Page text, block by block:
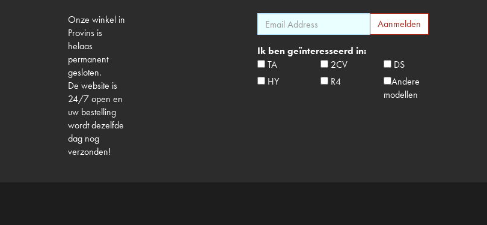
Onze winkel in
Provins is
helaas
permanent
gesloten.
De website is
24/7 open en
uw bestelling
wordt dezelfde
dag nog
verzonden!
Ik ben geïnteresseerd in:
TA
2CV
DS
HY
R4
Andere
modellen